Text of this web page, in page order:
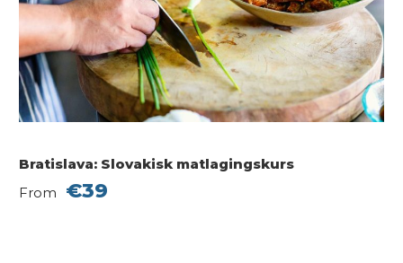
Bratislava: Slovakisk matlagingskurs
From
€39